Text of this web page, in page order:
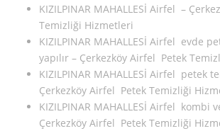
KIZILPINAR MAHALLESİ Airfel –
Temizliği Hizmetleri
KIZILPINAR MAHALLESİ Airfel evde
yapılır – Çerkezköy Airfel Petek
KIZILPINAR MAHALLESİ Airfel petek
Çerkezköy Airfel Petek Temizliği
KIZILPINAR MAHALLESİ Airfel kombi
Çerkezköy Airfel Petek Temizliği